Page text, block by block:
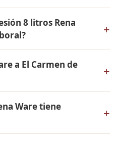
8 litros Rena
+
por WhatsApp
promociones disponibles
desde el 10% de inicial.
a El Carmen de
+
Antioquia y a todo
Ware tiene
+